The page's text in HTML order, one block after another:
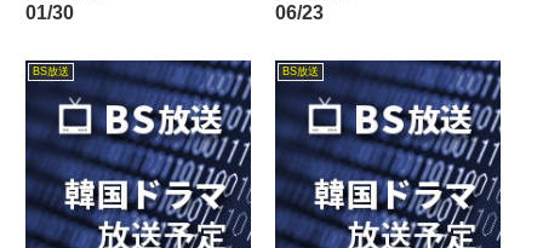
01/30
06/23
BS放送 BS放送